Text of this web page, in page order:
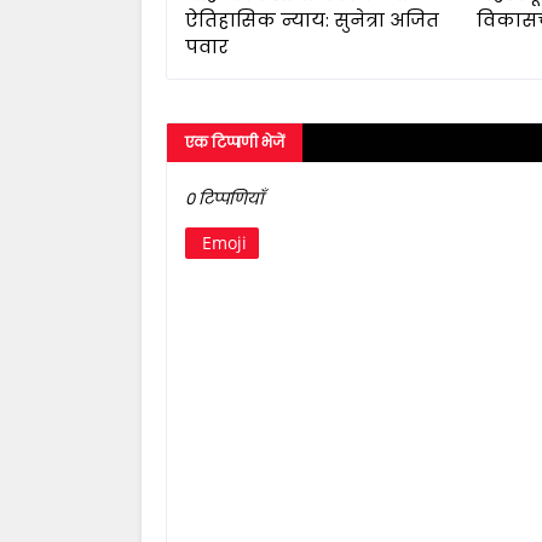
ऐतिहासिक न्याय: सुनेत्रा अजित
पवार
एक टिप्पणी भेजें
0 टिप्पणियाँ
Emoji